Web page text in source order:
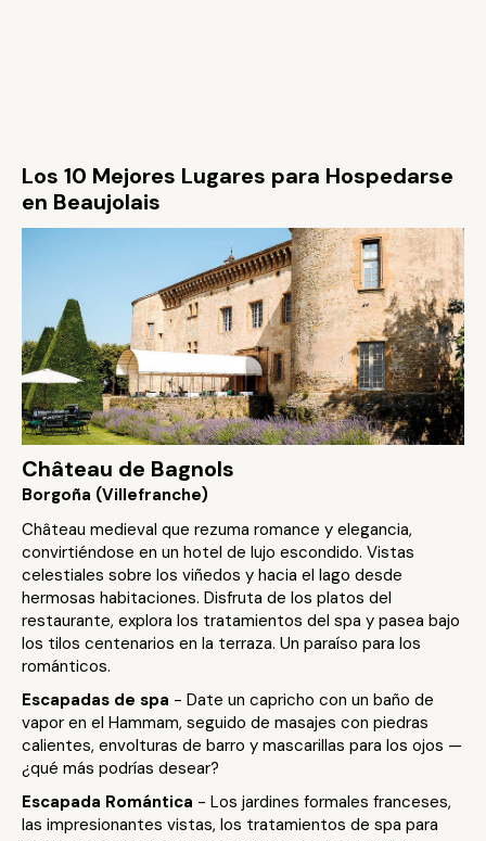
Los 10 Mejores Lugares para Hospedarse
en Beaujolais
Château de Bagnols
Borgoña (Villefranche)
Château medieval que rezuma romance y elegancia,
convirtiéndose en un hotel de lujo escondido. Vistas
celestiales sobre los viñedos y hacia el lago desde
hermosas habitaciones. Disfruta de los platos del
restaurante, explora los tratamientos del spa y pasea bajo
los tilos centenarios en la terraza. Un paraíso para los
románticos.
Escapadas de spa - Date un capricho con un baño de
vapor en el Hammam, seguido de masajes con piedras
calientes, envolturas de barro y mascarillas para los ojos —
¿qué más podrías desear?
Escapada Romántica - Los jardines formales franceses,
las impresionantes vistas, los tratamientos de spa para